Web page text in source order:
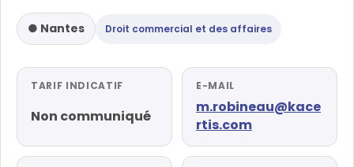
● Nantes Droit commercial et des affaires
TARIF INDICATIF
Non communiqué
E-MAIL
m.robineau@kace
rtis.com